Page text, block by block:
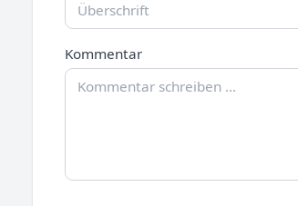
Kommentar